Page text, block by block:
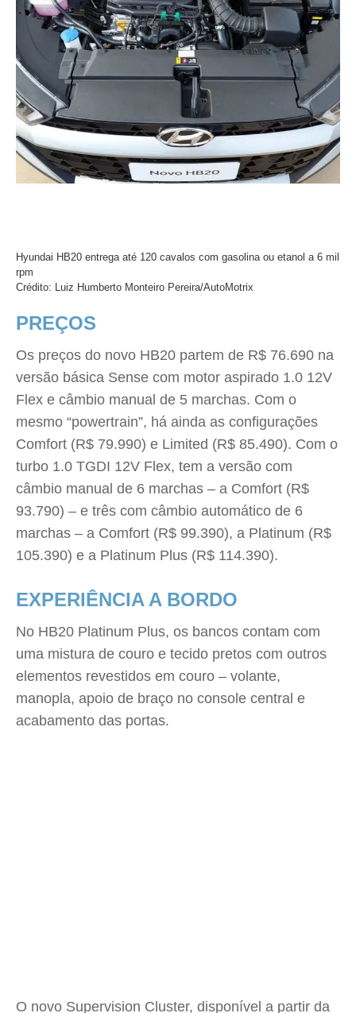
Hyundai HB20 entrega até 120 cavalos com gasolina ou etanol a 6 mil
rpm
Crédito: Luiz Humberto Monteiro Pereira/AutoMotrix
PREÇOS
Os preços do novo HB20 partem de R$ 76.690 na
versão básica Sense com motor aspirado 1.0 12V
Flex e câmbio manual de 5 marchas. Com o
mesmo “powertrain”, há ainda as configurações
Comfort (R$ 79.990) e Limited (R$ 85.490). Com o
turbo 1.0 TGDI 12V Flex, tem a versão com
câmbio manual de 6 marchas – a Comfort (R$
93.790) – e três com câmbio automático de 6
marchas – a Comfort (R$ 99.390), a Platinum (R$
105.390) e a Platinum Plus (R$ 114.390).
EXPERIÊNCIA A BORDO
No HB20 Platinum Plus, os bancos contam com
uma mistura de couro e tecido pretos com outros
elementos revestidos em couro – volante,
manopla, apoio de braço no console central e
acabamento das portas.
O novo Supervision Cluster, disponível a partir da